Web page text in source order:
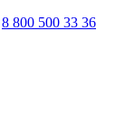
8 800 500 33 36